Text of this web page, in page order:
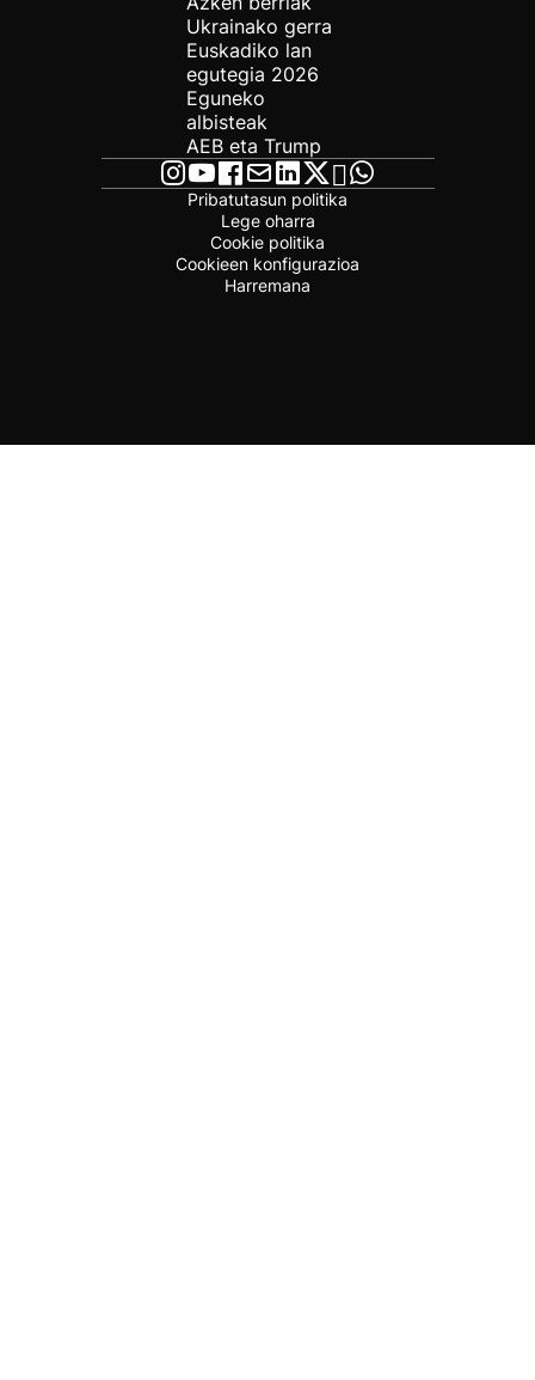
Ukrainako gerra
Euskadiko lan
egutegia 2026
Eguneko
albisteak
AEB eta Trump
Pribatutasun politika
Lege oharra
Cookie politika
Cookieen konfigurazioa
Harremana